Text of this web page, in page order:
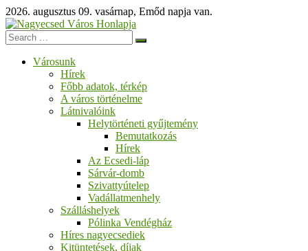
Skip
to
content
2026. augusztus 09. vasárnap, Emőd napja van.
Nagyecsed
Város
Honlapja
Városunk
Hírek
Főbb adatok, térkép
A város történelme
Látnivalóink
Helytörténeti gyűjtemény
Bemutatkozás
Hírek
Az Ecsedi-láp
Sárvár-domb
Szivattyútelep
Vadállatmenhely
Szálláshelyek
Pólinka Vendégház
Híres nagyecsediek
Kitüntetések, díjak